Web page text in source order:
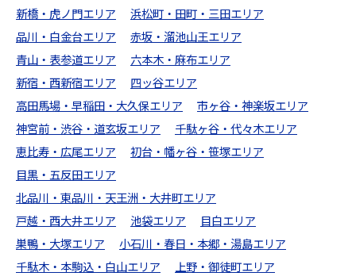
新橋・虎ノ門エリア
浜松町・田町・三田エリア
品川・白金台エリア
赤坂・溜池山王エリア
青山・表参道エリア
六本木・麻布エリア
新宿・西新宿エリア
四ッ谷エリア
高田馬場・早稲田・大久保エリア
市ヶ谷・神楽坂エリア
神宮前・渋谷・道玄坂エリア
千駄ヶ谷・代々木エリア
恵比寿・広尾エリア
初台・幡ヶ谷・笹塚エリア
目黒・五反田エリア
北品川・東品川・天王洲・大井町エリア
戸越・西大井エリア
池袋エリア
目白エリア
巣鴨・大塚エリア
小石川・春日・本郷・湯島エリア
千駄木・本駒込・白山エリア
上野・御徒町エリア